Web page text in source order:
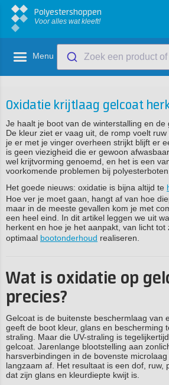
Polyestershoppen
Voor alles wat kleeft!
Menu Zoek een product
Oxidatie krijtlaag gelcoat
Je haalt je boot van de winterstalling en de
De kleur ziet er vaag uit, de romp voelt
je er met je vinger overheen strijkt blijft er
is geen viezigheid die er gewoon
wel krijtvorming genoemd, en het is een
voorkomende problemen bij polyesterboten.
Het goede nieuws: oxidatie is bijna altijd te
Hoe ver je moet gaan, hangt af van hoe
maar in de meeste gevallen kom je met
een heel eind. In dit artikel leggen we uit
herkent en hoe je het aanpakt, van licht tot
optimaal bootonderhoud realiseren.
Wat is oxidatie op
precies?
Gelcoat is de buitenste beschermlaag van
geeft de boot kleur, glans en bescherming
straling. Maar die UV-straling is
gelcoat. Jarenlange blootstelling aan
harsverbindingen in de bovenste
langzaam af. Het resultaat is een dof, ruw,
dat zijn glans en kleurdiepte kwijt is.